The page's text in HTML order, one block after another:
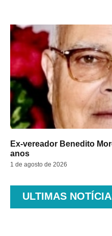
Ex-vereador Benedito
anos
1 de agosto de 2026
ULTIMAS